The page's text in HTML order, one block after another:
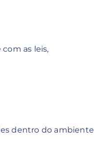
as leis,
dentro do ambiente